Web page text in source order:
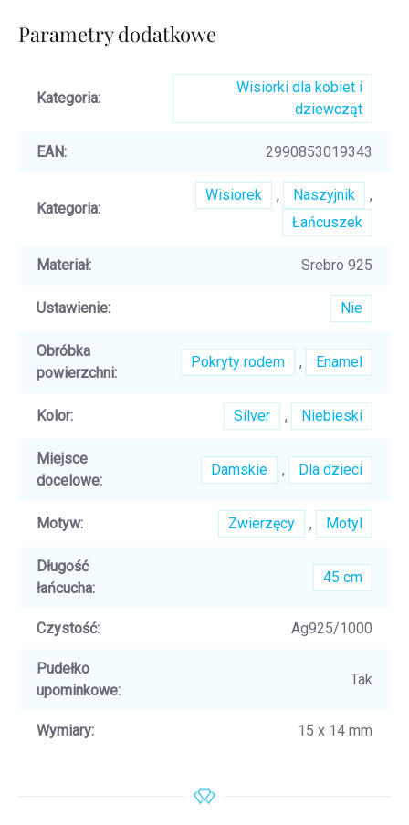
Parametry dodatkowe
Kategoria:
Wisiorki dla kobiet i
dziewcząt
EAN: 2990853019343
Kategoria:
Wisiorek , Naszyjnik
,
Łańcuszek
Materiał: Srebro 925
Ustawienie: Nie
Obróbka
powierzchni:
Pokryty rodem , Enamel
Kolor: Silver , Niebieski
Miejsce
docelowe:
Damskie , Dla dzieci
Motyw: Zwierzęcy , Motyl
Długość
łańcucha:
45 cm
Czystość: Ag925/1000
Pudełko
upominkowe:
Tak
Wymiary: 15 x 14 mm